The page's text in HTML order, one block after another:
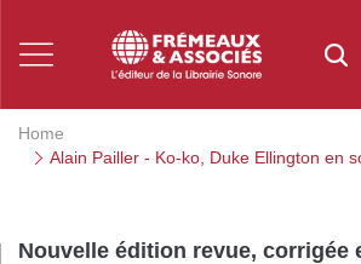
Home
Alain Pailler - Ko-ko, Duke Ellington en
Nouvelle édition revue, corrigée